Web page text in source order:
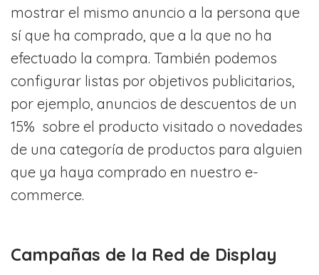
mostrar el mismo anuncio a la persona que
sí que ha comprado, que a la que no ha
efectuado la compra. También podemos
configurar listas por objetivos publicitarios,
por ejemplo, anuncios de descuentos de un
15% sobre el producto visitado o novedades
de una categoría de productos para alguien
que ya haya comprado en nuestro e-
commerce.
Campañas de la Red de Display